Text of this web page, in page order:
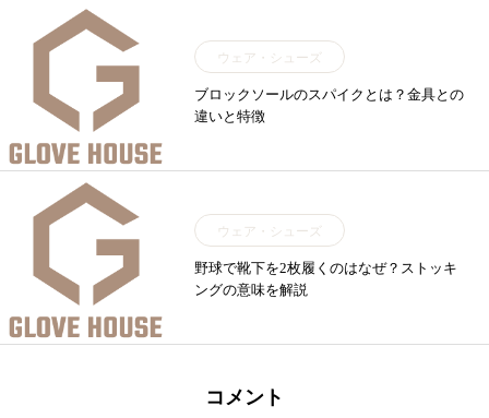
ウェア・シューズ
ブロックソールのスパイクとは？金具との
違いと特徴
ウェア・シューズ
野球で靴下を2枚履くのはなぜ？ストッキ
ングの意味を解説
コメント